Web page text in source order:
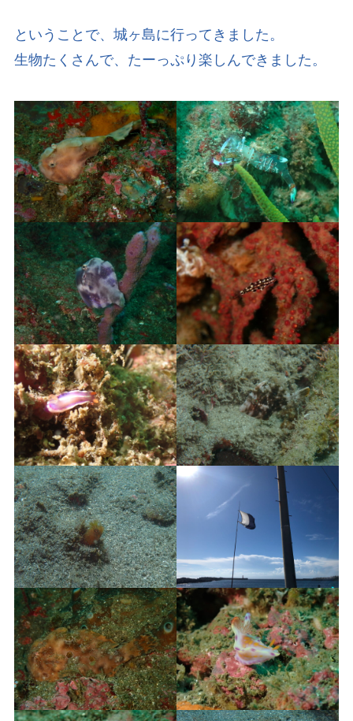
ということで、城ヶ島に行ってきました。
生物たくさんで、たーっぷり楽しんできました。